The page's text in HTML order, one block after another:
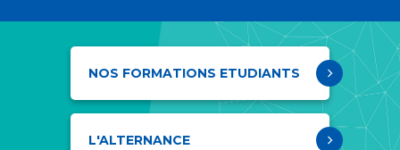
NOS FORMATIONS ETUDIANTS
L'ALTERNANCE